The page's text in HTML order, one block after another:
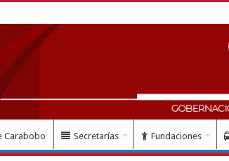
Carabobo Secretarías Fundaciones